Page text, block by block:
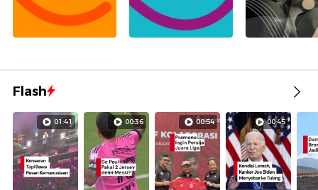
Flash
01:41 00:36 00:54 00:45